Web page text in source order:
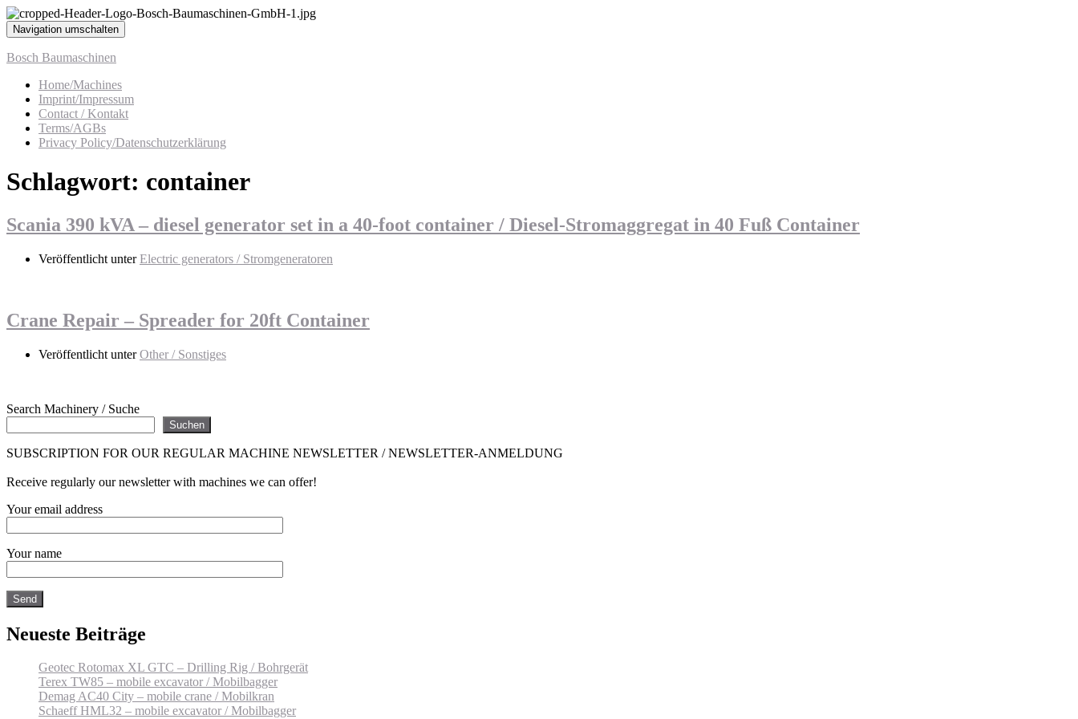
Navigation umschalten
Bosch Baumaschinen
Home/Machines
Imprint/Impressum
Contact / Kontakt
Terms/AGBs
Privacy Policy/Datenschutzerklärung
Schlagwort: container
Scania 390 kVA – diesel generator set in a 40-foot container / Diesel-Stromaggregat in 40 Fuß Container
Veröffentlicht unterElectric generators / Stromgeneratoren
Crane Repair – Spreader for 20ft Container
Veröffentlicht unterOther / Sonstiges
Search Machinery / Suche
Suchen
SUBSCRIPTION FOR OUR REGULAR MACHINE NEWSLETTER / NEWSLETTER-ANMELDUNG
Receive regularly our newsletter with machines we can offer!
Your email address
Your name
Neueste Beiträge
Geotec Rotomax XL GTC – Drilling Rig / Bohrgerät
Terex TW85 – mobile excavator / Mobilbagger
Demag AC40 City – mobile crane / Mobilkran
Schaeff HML32 – mobile excavator / Mobilbagger